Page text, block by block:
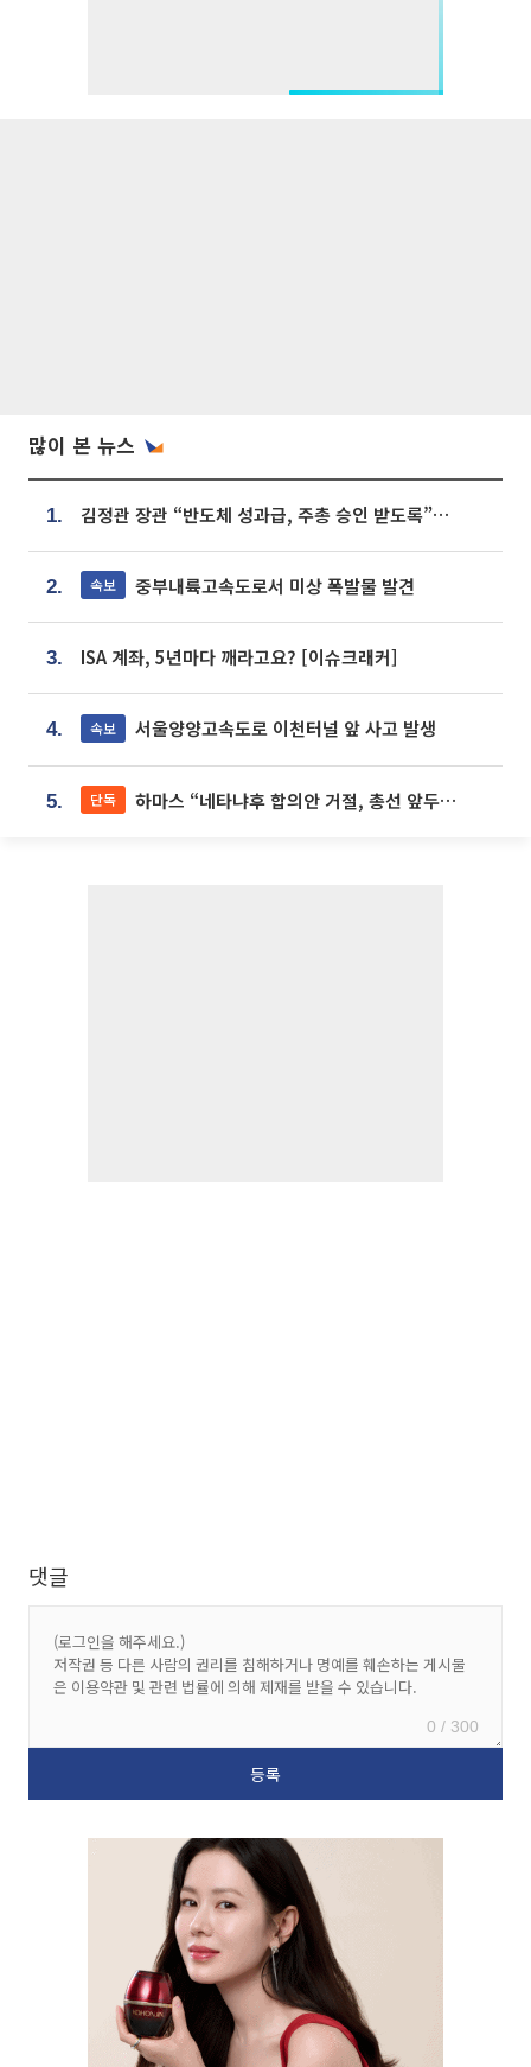
많이 본 뉴스
1. 김정관 장관 “반도체 성과급, 주총 승인 받도록”…상법·자본시장법 개정 시사
2. 속보 중부내륙고속도로서 미상 폭발물 발견
3. ISA 계좌, 5년마다 깨라고요? [이슈크래커]
4. 속보 서울양양고속도로 이천터널 앞 사고 발생
5. 단독 하마스 “네타냐후 합의안 거절, 총선 앞두고 시간 끌기”
댓글
0 / 300